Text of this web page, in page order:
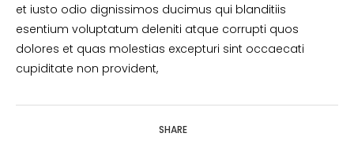
et iusto odio dignissimos ducimus qui blanditiis
esentium voluptatum deleniti atque corrupti quos
dolores et quas molestias excepturi sint occaecati
cupiditate non provident,
SHARE